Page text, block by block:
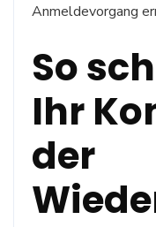
Anmeldevorgang
So
Ihr
der